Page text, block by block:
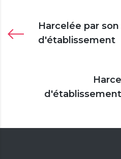
Harcelée par
d'établissement